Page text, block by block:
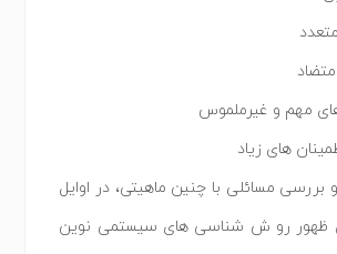
مهم و غیرملموس
های زیاد
بررسی مسائلی با چنین ماهیتی، در اوایل
برای ظهور رو ش شناسی های سیستمی نوین